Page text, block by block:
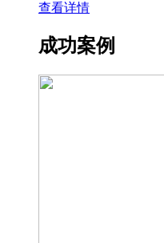
查看详情
成功案例